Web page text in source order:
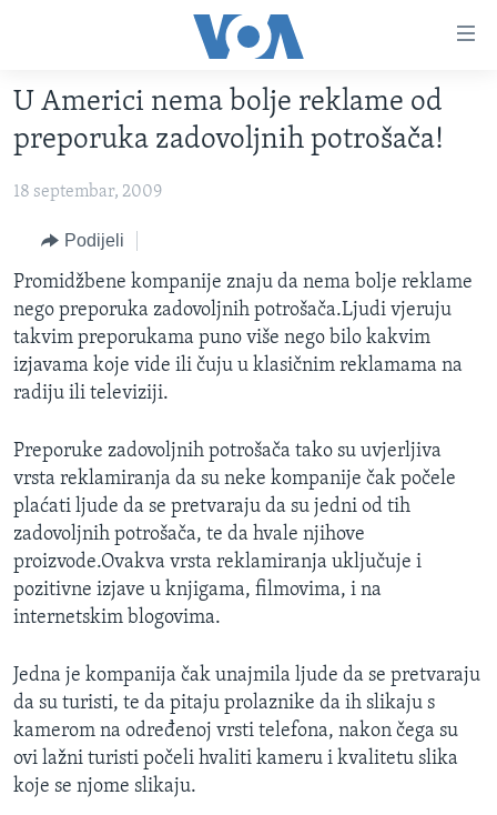
glavni
sadržaj
Pređi
na
navigaciju
Idi
na
pretragu
VIDEO
FOTOGRAFIJE DANA
VIJESTI
SJEDINJENE AMERIČKE DRŽAVE
BOSNA I HERCEGOVINA
SVIJET
NAUKA I TEHNOLOGIJA
SPECIJALNI PROJEKTI
KORUPCIJA
SLOBODA MEDIJA
ŽENSKA STRANA
IZBJEGLIČKA STRANA
MAGAZIN
O GLASU AMERIKE
Learning English
PRATITE NAS
Jezici
U Americi nema bolje reklame od
preporuka zadovoljnih potrošača!
18 septembar, 2009
Podijeli
Promidžbene kompanije znaju da nema bolje reklame
nego preporuka zadovoljnih potrošača.Ljudi vjeruju
takvim preporukama puno više nego bilo kakvim
izjavama koje vide ili čuju u klasičnim reklamama na
radiju ili televiziji.
Preporuke zadovoljnih potrošača tako su uvjerljiva
vrsta reklamiranja da su neke kompanije čak počele
plaćati ljude da se pretvaraju da su jedni od tih
zadovoljnih potrošača, te da hvale njihove
proizvode.Ovakva vrsta reklamiranja uključuje i
pozitivne izjave u knjigama, filmovima, i na
internetskim blogovima.
Jedna je kompanija čak unajmila ljude da se pretvaraju
da su turisti, te da pitaju prolaznike da ih slikaju s
kamerom na određenoj vrsti telefona, nakon čega su
ovi lažni turisti počeli hvaliti kameru i kvalitetu slika
koje se njome slikaju.